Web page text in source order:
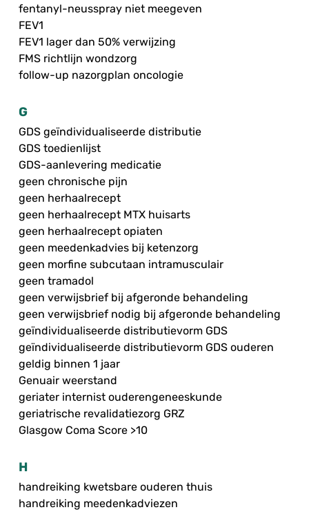
fentanyl-neusspray niet meegeven
FEV1
FEV1 lager dan 50% verwijzing
FMS richtlijn wondzorg
follow-up nazorgplan oncologie
G
GDS geïndividualiseerde distributie
GDS toedienlijst
GDS-aanlevering medicatie
geen chronische pijn
geen herhaalrecept
geen herhaalrecept MTX huisarts
geen herhaalrecept opiaten
geen meedenkadvies bij ketenzorg
geen morfine subcutaan intramusculair
geen tramadol
geen verwijsbrief bij afgeronde behandeling
geen verwijsbrief nodig bij afgeronde behandeling
geïndividualiseerde distributievorm GDS
geïndividualiseerde distributievorm GDS ouderen
geldig binnen 1 jaar
Genuair weerstand
geriater internist ouderengeneeskunde
geriatrische revalidatiezorg GRZ
Glasgow Coma Score >10
H
handreiking kwetsbare ouderen thuis
handreiking meedenkadviezen